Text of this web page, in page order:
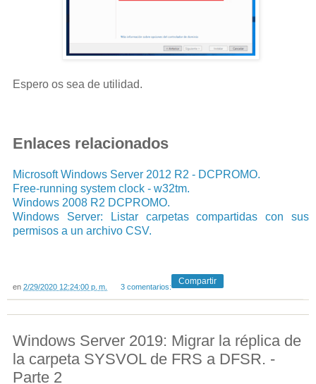
Espero os sea de utilidad.
Enlaces relacionados
Microsoft Windows Server 2012 R2 - DCPROMO.
Free-running system clock - w32tm.
Windows 2008 R2 DCPROMO.
Windows Server: Listar carpetas compartidas con sus
permisos a un archivo CSV.
en 2/29/2020 12:24:00 p. m. 3 comentarios:
Compartir
Windows Server 2019: Migrar la réplica de
la carpeta SYSVOL de FRS a DFSR. -
Parte 2